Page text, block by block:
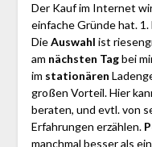
Der Kauf im Internet
einfache Gründe hat.
DieAuswahl ist
am nächsten Tagbei
im stationären
großen Vorteil. Hier
beraten, und evtl. von
Erfahrungen erzählen.
manchmal besser als